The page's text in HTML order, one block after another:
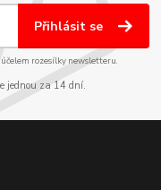
Přihlásit se
rozesílky newsletteru.
jednou za 14 dní.